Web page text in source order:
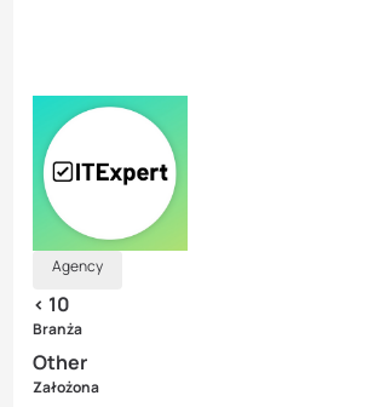
Agency
< 10
Branża
Other
Założona